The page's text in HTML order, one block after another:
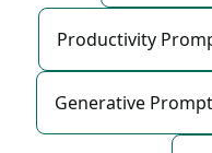
Productivity
Generative